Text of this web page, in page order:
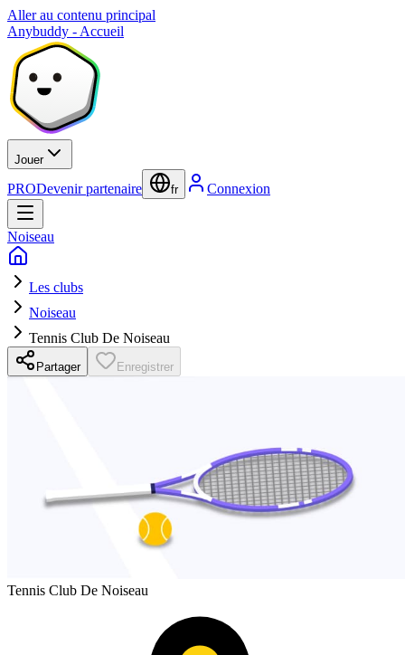
Aller au contenu principal
Anybuddy - Accueil
Jouer
PRODevenir partenaire fr Connexion
Noiseau
Les clubs
Noiseau
Tennis Club De Noiseau
Partager Enregistrer
Tennis Club De Noiseau